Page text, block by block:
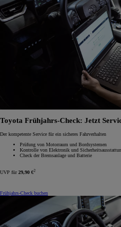
Toyota Frühjahrs-Check: Jetzt
Der kompetente Service für ein sicheres Fahrverhalten
Prüfung von Motorraum und Bordsystemen
Kontrolle von Elektronik und
Check der Bremsanlage und Batterie
UVP für29,90 €2
Frühjahrs-Check buchen